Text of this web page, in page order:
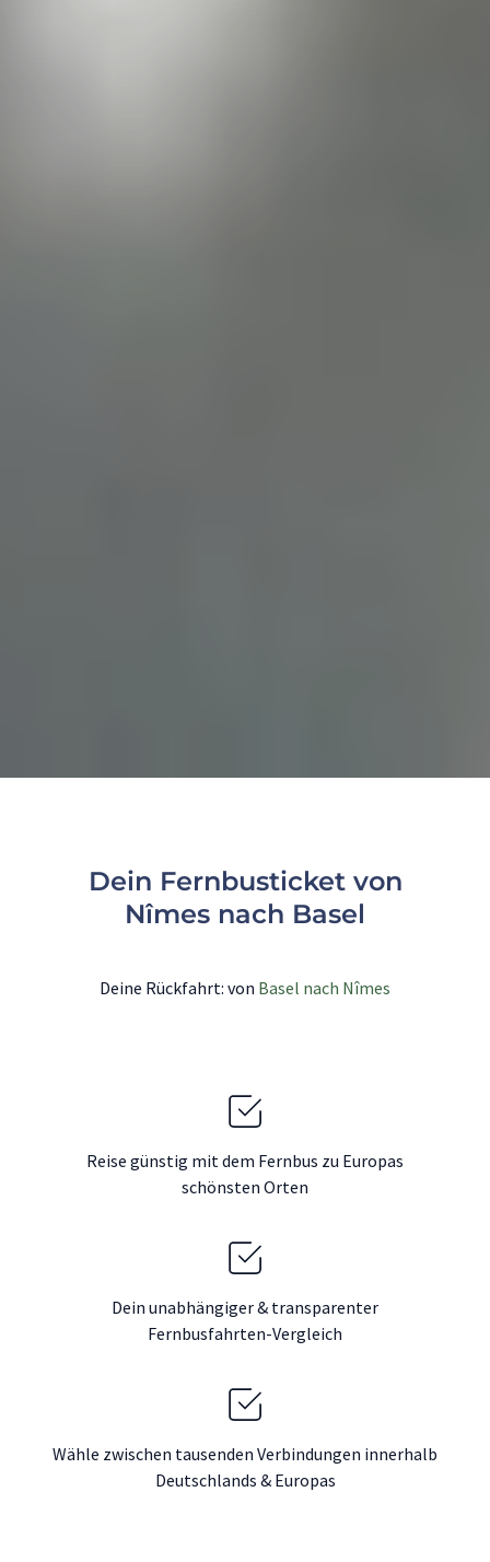
Dein Fernbusticket von
Nîmes nach Basel
Deine Rückfahrt: von Basel nach Nîmes
Reise günstig mit dem Fernbus zu Europas
schönsten Orten
Dein unabhängiger & transparenter
Fernbusfahrten-Vergleich
Wähle zwischen tausenden Verbindungen innerhalb
Deutschlands & Europas